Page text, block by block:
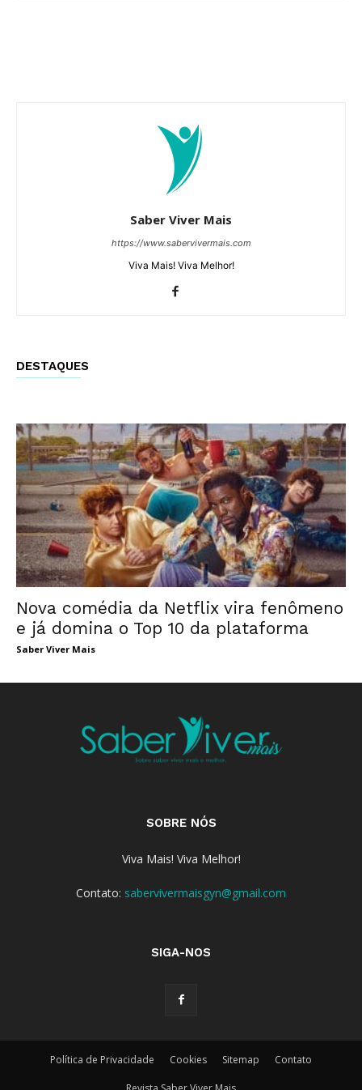
Saber Viver Mais
https://www.sabervivermais.com
Viva Mais! Viva Melhor!
DESTAQUES
Nova comédia da Netflix vira fenômeno
e já domina o Top 10 da plataforma
Saber Viver Mais
SOBRE NÓS
Viva Mais! Viva Melhor!
Contato: sabervivermaisgyn@gmail.com
SIGA-NOS
Política de Privacidade Cookies Sitemap Contato